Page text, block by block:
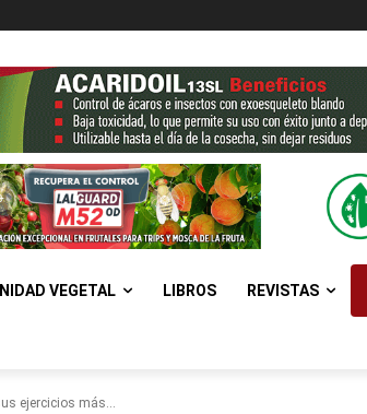
VEGETAL LIBROS REVISTAS
ejercicios más...